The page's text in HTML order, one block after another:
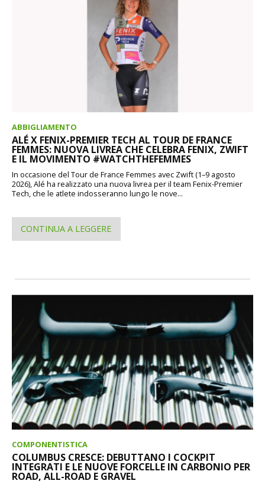
ABBIGLIAMENTO
ALÉ X FENIX-PREMIER TECH AL TOUR DE FRANCE
FEMMES: NUOVA LIVREA CHE CELEBRA FENIX, ZWIFT
E IL MOVIMENTO #WATCHTHEFEMMES
In occasione del Tour de France Femmes avec Zwift (1–9 agosto
2026), Alé ha realizzato una nuova livrea per il team Fenix-Premier
Tech, che le atlete indosseranno lungo le nove...
CONTINUA A LEGGERE
COMPONENTISTICA
COLUMBUS CRESCE: DEBUTTANO I COCKPIT
INTEGRATI E LE NUOVE FORCELLE IN CARBONIO PER
ROAD, ALL-ROAD E GRAVEL